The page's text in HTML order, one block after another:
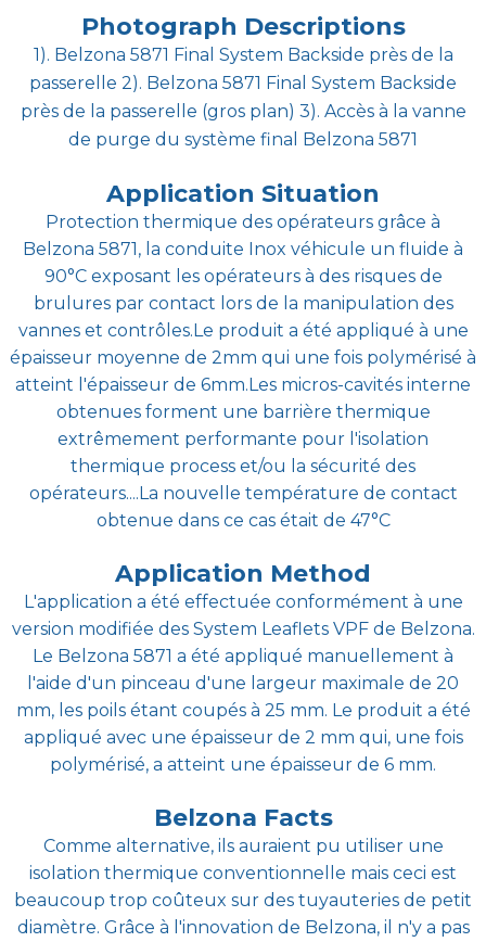
Photograph Descriptions
1). Belzona 5871 Final System Backside près de la
passerelle 2). Belzona 5871 Final System Backside
près de la passerelle (gros plan) 3). Accès à la vanne
de purge du système final Belzona 5871
Application Situation
Protection thermique des opérateurs grâce à
Belzona 5871, la conduite Inox véhicule un fluide à
90°C exposant les opérateurs à des risques de
brulures par contact lors de la manipulation des
vannes et contrôles.Le produit a été appliqué à une
épaisseur moyenne de 2mm qui une fois polymérisé à
atteint l'épaisseur de 6mm.Les micros-cavités interne
obtenues forment une barrière thermique
extrêmement performante pour l'isolation
thermique process et/ou la sécurité des
opérateurs....La nouvelle température de contact
obtenue dans ce cas était de 47°C
Application Method
L'application a été effectuée conformément à une
version modifiée des System Leaflets VPF de Belzona.
Le Belzona 5871 a été appliqué manuellement à
l'aide d'un pinceau d'une largeur maximale de 20
mm, les poils étant coupés à 25 mm. Le produit a été
appliqué avec une épaisseur de 2 mm qui, une fois
polymérisé, a atteint une épaisseur de 6 mm.
Belzona Facts
Comme alternative, ils auraient pu utiliser une
isolation thermique conventionnelle mais ceci est
beaucoup trop coûteux sur des tuyauteries de petit
diamètre. Grâce à l'innovation de Belzona, il n'y a pas